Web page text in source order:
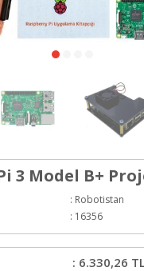
3 Model B+
: Robotistan
: 16356
: 6.330,26